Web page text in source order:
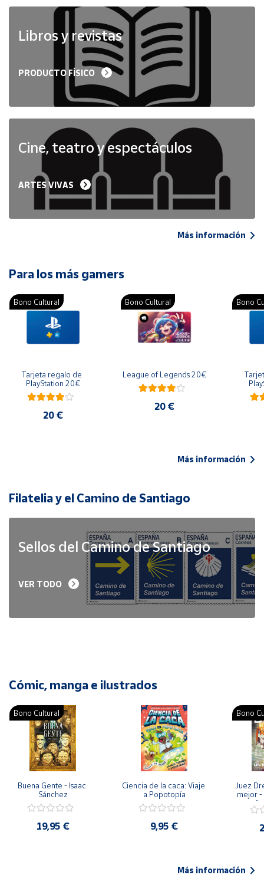
Melilla
Libros y revistas
PRODUCTO FÍSICO
Cine, teatro y espectáculos
ARTES VIVAS
Más información
Para los más gamers
Bono Cultural
Tarjeta regalo de
PlayStation 20€
20 €
Bono Cultural
League of Legends 20€
20 €
Bono
Más información
Filatelia y el Camino de Santiago
Sellos del Camino de Santiago
VER TODO
Cómic, manga e ilustrados
Bono Cultural
Buena Gente - Isaac
Sánchez
19,95 €
Ciencia de la caca: Viaje
a Popotopía
9,95 €
Bono
Juez
mejor -
Más información